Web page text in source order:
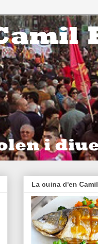
La cuina d'en Camil